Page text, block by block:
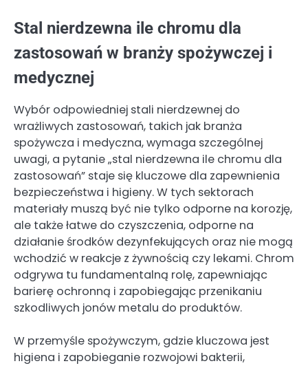
Stal nierdzewna ile chromu dla
zastosowań w branży spożywczej i
medycznej
Wybór odpowiedniej stali nierdzewnej do
wrażliwych zastosowań, takich jak branża
spożywcza i medyczna, wymaga szczególnej
uwagi, a pytanie „stal nierdzewna ile chromu dla
zastosowań” staje się kluczowe dla zapewnienia
bezpieczeństwa i higieny. W tych sektorach
materiały muszą być nie tylko odporne na korozję,
ale także łatwe do czyszczenia, odporne na
działanie środków dezynfekujących oraz nie mogą
wchodzić w reakcje z żywnością czy lekami. Chrom
odgrywa tu fundamentalną rolę, zapewniając
barierę ochronną i zapobiegając przenikaniu
szkodliwych jonów metalu do produktów.
W przemyśle spożywczym, gdzie kluczowa jest
higiena i zapobieganie rozwojowi bakterii,